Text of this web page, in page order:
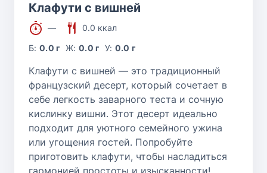
Клафути с вишней
—
0.0 ккал
Б:0.0 г Ж: 0.0 г У: 0.0 г
Клафути с вишней — это традиционный
французский десерт, который сочетает в
себе легкость заварного теста и сочную
кислинку вишни. Этот десерт идеально
подходит для уютного семейного ужина
или угощения гостей. Попробуйте
приготовить клафути, чтобы насладиться